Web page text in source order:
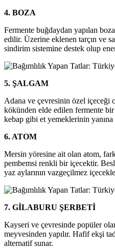
4. BOZA
Fermente buğdaydan yapılan
edilir. Üzerine eklenen tarçın ve
sindirim sistemine destek olup
5. ŞALGAM
Adana ve çevresinin özel içeceği
kökünden elde edilen fermente
kebap gibi et yemeklerinin yanına
6. ATOM
Mersin yöresine ait olan atom,
pembemsi renkli bir içecektir.
yaz aylarının vazgeçilmez
7. GİLABURU ŞERBETİ
Kayseri ve çevresinde popüler
meyvesinden yapılır. Hafif ekşi
alternatif sunar.